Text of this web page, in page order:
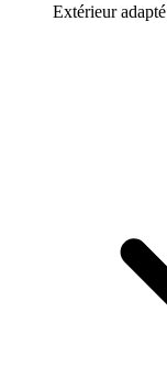
Extérieur adapté